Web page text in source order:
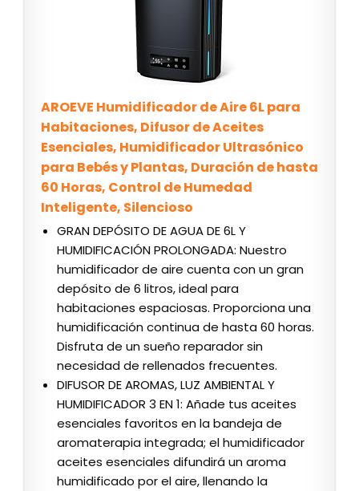
AROEVE Humidificador de Aire 6L para
Habitaciones, Difusor de Aceites
Esenciales, Humidificador Ultrasónico
para Bebés y Plantas, Duración de hasta
60 Horas, Control de Humedad
Inteligente, Silencioso
GRAN DEPÓSITO DE AGUA DE 6L Y
HUMIDIFICACIÓN PROLONGADA: Nuestro
humidificador de aire cuenta con un gran
depósito de 6 litros, ideal para
habitaciones espaciosas. Proporciona una
humidificación continua de hasta 60 horas.
Disfruta de un sueño reparador sin
necesidad de rellenados frecuentes.
DIFUSOR DE AROMAS, LUZ AMBIENTAL Y
HUMIDIFICADOR 3 EN 1: Añade tus aceites
esenciales favoritos en la bandeja de
aromaterapia integrada; el humidificador
aceites esenciales difundirá un aroma
humidificado por el aire, llenando la